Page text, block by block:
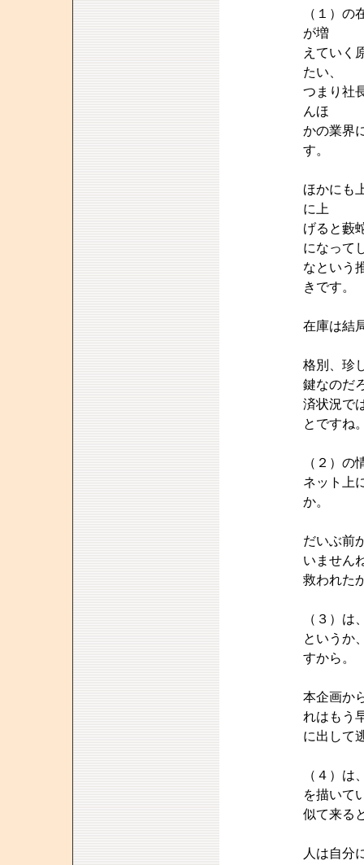
（１）の
が増
えていく
たい、
つまり社
んほ
かの業界
す。
ほかにも
に上
げると藪
になって
なという
きです。
在庫は結
格別、珍
鍵なのだ
済状況で
とですね
（２）の
ネット上
か。
だいぶ前
いません
救われた
（３）は
というか
すから。
本企画か
れはもう
に出して
（４）は
を描いて
似て来る
人は自分